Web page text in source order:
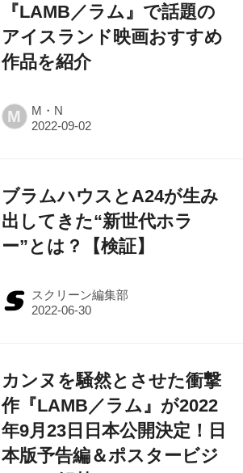
『LAMB／ラム』で話題の
アイスランド映画おすすめ
作品を紹介
M M・N
ブラムハウスとA24が生み
出してきた“新世代ホラ
ー”とは？【検証】
スクリーン編集部
カンヌを騒然とさせた衝撃
作『LAMB／ラム』が2022
年9月23日日本公開決定！日
本版予告編＆ポスタービジ